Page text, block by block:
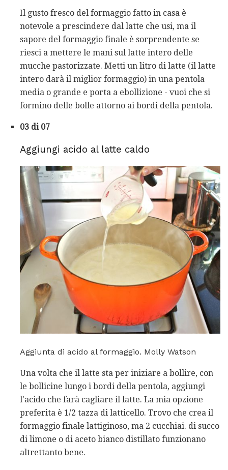
Il gusto fresco del formaggio fatto in casa è
notevole a prescindere dal latte che usi, ma il
sapore del formaggio finale è sorprendente se
riesci a mettere le mani sul latte intero delle
mucche pastorizzate. Metti un litro di latte (il latte
intero darà il miglior formaggio) in una pentola
media o grande e porta a ebollizione - vuoi che si
formino delle bolle attorno ai bordi della pentola.
03 di 07
Aggiungi acido al latte caldo
Aggiunta di acido al formaggio. Molly Watson
Una volta che il latte sta per iniziare a bollire, con
le bollicine lungo i bordi della pentola, aggiungi
l'acido che farà cagliare il latte. La mia opzione
preferita è 1/2 tazza di latticello. Trovo che crea il
formaggio finale lattiginoso, ma 2 cucchiai. di succo
di limone o di aceto bianco distillato funzionano
altrettanto bene.